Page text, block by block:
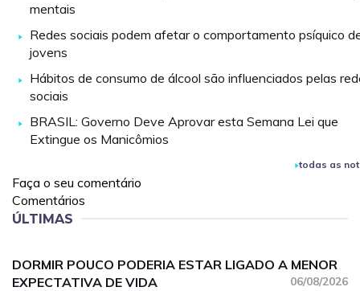
mentais
Redes sociais podem afetar o comportamento psíquico
jovens
Hábitos de consumo de álcool são influenciados pelas
sociais
BRASIL: Governo Deve Aprovar esta Semana Lei que
Extingue os Manicômios
todas as
Faça o seu comentário
Comentários
ÚLTIMAS
DORMIR POUCO PODERIA ESTAR LIGADO A MENOR
EXPECTATIVA DE VIDA
06/08/2026